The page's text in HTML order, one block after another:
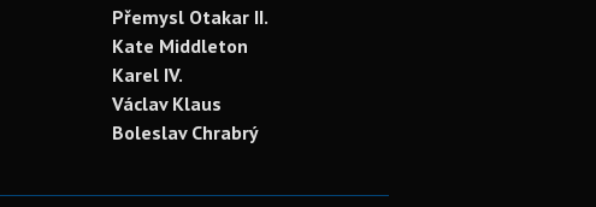
Přemysl Otakar II.
Kate Middleton
Karel IV.
Václav Klaus
Boleslav Chrabrý